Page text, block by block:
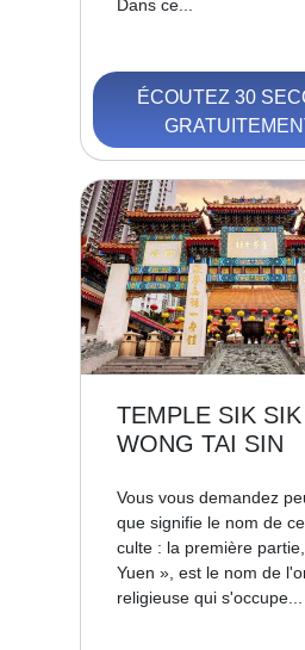
Dans ce...
ÉCOUTEZ 30
TEMPLE SIK
WONG TAI SIN
Vous vous demandez
que signifie le nom de
culte : la première
Yuen », est le nom de
religieuse qui s'occupe...